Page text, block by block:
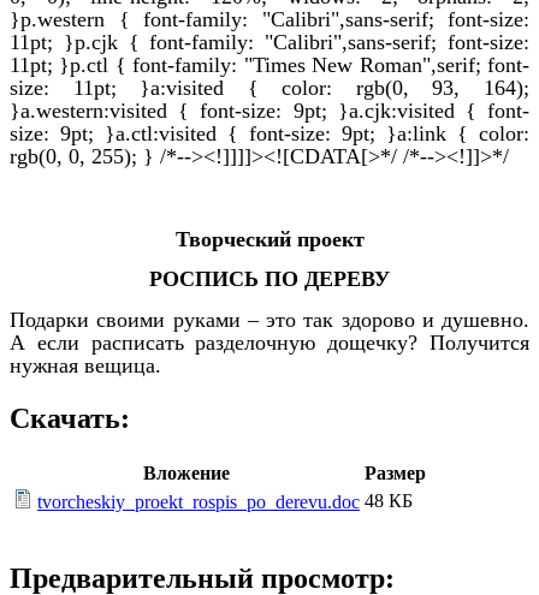
}p.western { font-family: "Calibri",sans-serif; font-size:
11pt; }p.cjk { font-family: "Calibri",sans-serif; font-size:
11pt; }p.ctl { font-family: "Times New Roman",serif; font-
size: 11pt; }a:visited { color: rgb(0, 93, 164);
}a.western:visited { font-size: 9pt; }a.cjk:visited { font-
size: 9pt; }a.ctl:visited { font-size: 9pt; }a:link { color:
rgb(0, 0, 255); } /*--><!]]]]><![CDATA[>*/ /*--><!]]>*/
Творческий проект
РОСПИСЬ ПО ДЕРЕВУ
Подарки своими руками – это так здорово и душевно.
А если расписать разделочную дощечку? Получится
нужная вещица.
Скачать:
Вложение
Размер
tvorcheskiy_proekt_rospis_po_derevu.doc 48 КБ
Предварительный просмотр: